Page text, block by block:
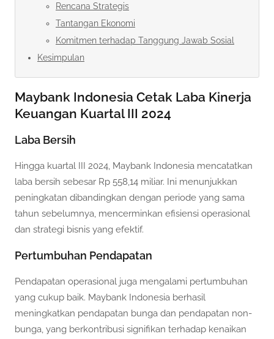
Rencana Strategis
Tantangan Ekonomi
Komitmen terhadap Tanggung Jawab Sosial
Kesimpulan
Maybank Indonesia Cetak Laba Kinerja
Keuangan Kuartal III 2024
Laba Bersih
Hingga kuartal III 2024, Maybank Indonesia mencatatkan
laba bersih sebesar Rp 558,14 miliar. Ini menunjukkan
peningkatan dibandingkan dengan periode yang sama
tahun sebelumnya, mencerminkan efisiensi operasional
dan strategi bisnis yang efektif.
Pertumbuhan Pendapatan
Pendapatan operasional juga mengalami pertumbuhan
yang cukup baik. Maybank Indonesia berhasil
meningkatkan pendapatan bunga dan pendapatan non-
bunga, yang berkontribusi signifikan terhadap kenaikan